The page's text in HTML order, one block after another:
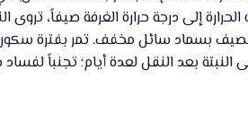
إلى درجة حرارة الغرفة صيفاً،
بعد النقل لعدة أيام؛ تجنباً لفساد